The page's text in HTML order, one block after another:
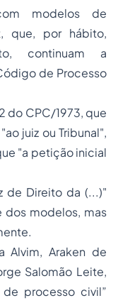
modelos de
, que, por hábito,
continuam a
de Processo
do CPC/1973, que
juiz ou Tribunal",
"a petição inicial
de Direito da (...)"
dos modelos, mas
Alvim, Araken de
Salomão Leite,
processo civil”